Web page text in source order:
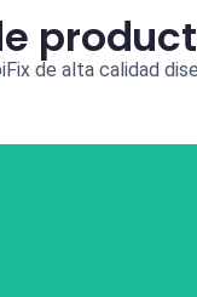
de alta calidad